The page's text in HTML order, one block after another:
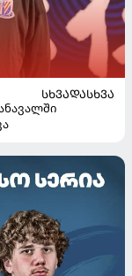
ᲡᲮᲕᲐᲓᲐᲡᲮᲕᲐ